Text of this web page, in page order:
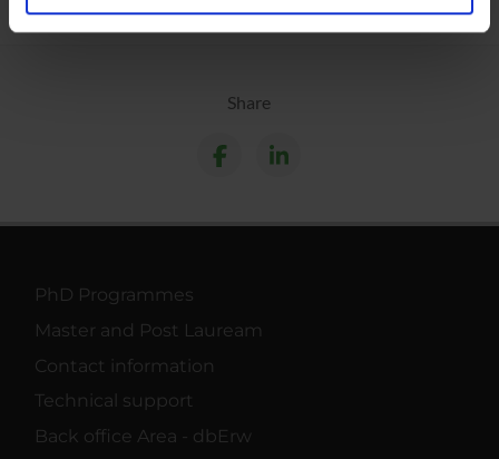
analizzare il nostro traffico. Condividiamo inoltre
pubblicità e social media, i quali potrebbero combinarle
raccolto dal tuo utilizzo dei loro servizi.
Share
PhD Programmes
Master and Post Lauream
Contact information
Technical support
Back office Area - dbErw